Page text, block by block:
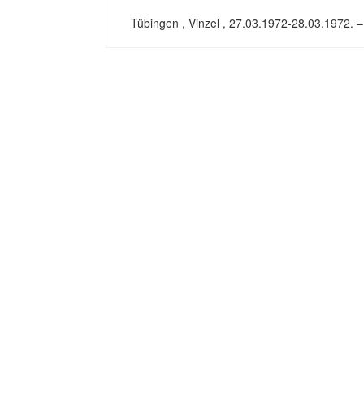
Tübingen , Vinzel , 27.03.1972-28.03.1972.